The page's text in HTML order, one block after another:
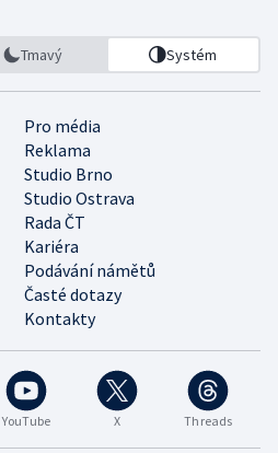
Tmavý Systém
Pro média
Reklama
Studio Brno
Studio Ostrava
Rada ČT
Kariéra
Podávání námětů
Časté dotazy
Kontakty
YouTube X Threads